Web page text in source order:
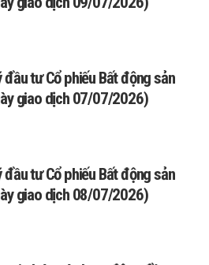
đầu tư Cổ phiếu Bất động sản
giao dịch 07/07/2026)
đầu tư Cổ phiếu Bất động sản
giao dịch 08/07/2026)